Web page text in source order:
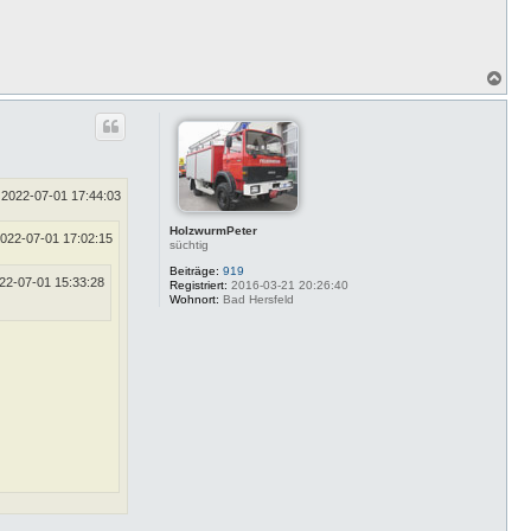
a
HolzwurmPeter
süchtig
Beiträge: 919
Registriert: 2016-03-21 20:26:40
Wohnort: Bad Hersfeld
2022-07-01 17:44:03
07-01 17:02:15
07-01 15:33:28